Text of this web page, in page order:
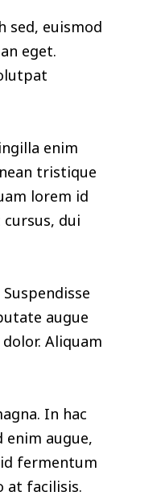
sed, euismod
eget.
enim
tristique
lorem id
dui
augue
Aliquam
In hac
enim augue,
fermentum
at facilisis.